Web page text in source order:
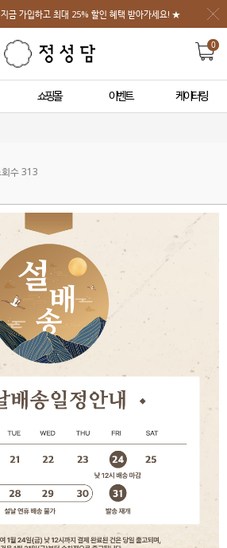
가입하고 최대 25% 할인 혜택 받아가세요! ★
0
쇼핑몰 이벤트 케이터링
수 313